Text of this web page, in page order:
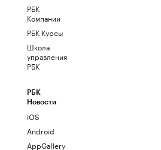
РБК
Компании
РБК Курсы
Школа
управления
РБК
РБК
Новости
iOS
Android
AppGallery